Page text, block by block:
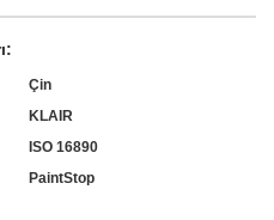
Çin
KLAIR
ISO 16890
PaintStop